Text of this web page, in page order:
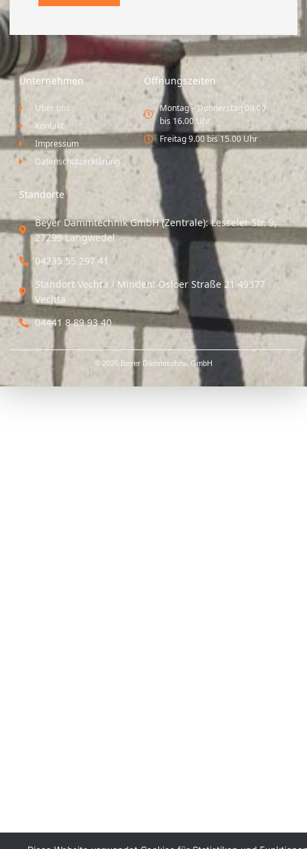
Unternehmen
Über uns
Kontakt
Impressum
Datenschutzerklärung
Öffnungszeiten
Montag – Donnerstag 09.00
bis 16.00 Uhr
Freitag 9.00 bis 15.00 Uhr
Standorte
Beyer Dämmtechnik GmbH (Zentrale): Lesseler Str. 9,
27299 Langwedel
04235 55 297 41
Standort Vechta / Minden: Osloer Straße 21 49377
Vechta
04441 8 89 93 40
© 2026 Beyer Dämmtechnik GmbH